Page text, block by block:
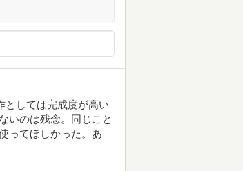
としては完成度が高い
いのは残念。同じこと
ってほしかった。あ